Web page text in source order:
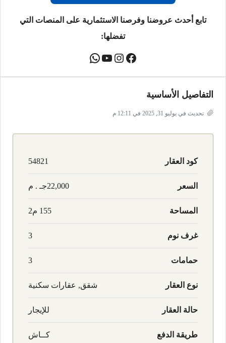
تابع أحدث عروضنا وفرصنا الاستثمارية على المنصات التي
تفضلها:
التفاصيل الأساسية
تحديث في يوليو 31, 2025 في 12:11 م
كود العقار 54821
السعر 22,000جـ . م
المساحة 155 م2
غرف نوم 3
حمامات 3
نوع العقار شقق, عقارات سكنية
حالة العقار للإيجار
طريقة الدفع كــاش